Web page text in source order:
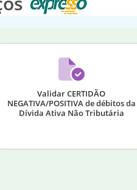
Validar CERTIDÃO
NEGATIVA/POSITIVA de débitos da
Dívida Ativa Não Tributária